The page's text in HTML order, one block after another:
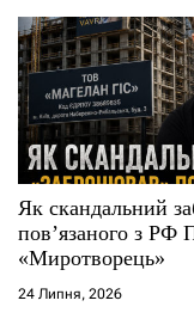
Як скандальний
повʼязаного з РФ
«Миротворець»
24 Липня, 2026